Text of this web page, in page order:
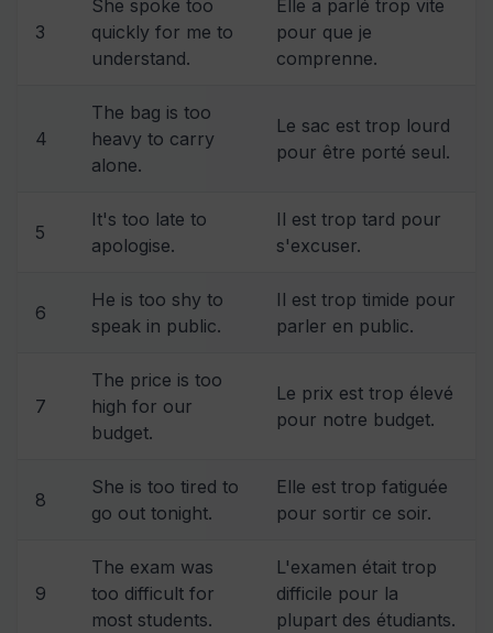
3
She spoke too
quickly for me to
understand.
Elle a parlé trop vite
pour que je
comprenne.
4
The bag is too
heavy to carry
alone.
Le sac est trop lourd
pour être porté seul.
5
It's too late to
apologise.
Il est trop tard pour
s'excuser.
6
He is too shy to
speak in public.
Il est trop timide pour
parler en public.
7
The price is too
high for our
budget.
Le prix est trop élevé
pour notre budget.
8
She is too tired to
go out tonight.
Elle est trop fatiguée
pour sortir ce soir.
9
The exam was
too difficult for
most students.
L'examen était trop
difficile pour la
plupart des étudiants.